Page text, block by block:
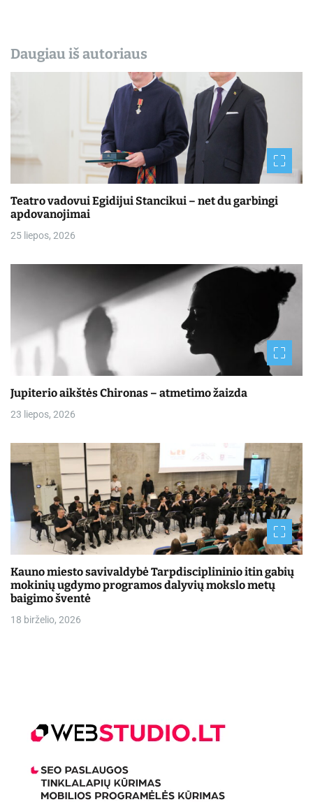
Daugiau iš autoriaus
Teatro vadovui Egidijui Stancikui – net du garbingi
apdovanojimai
25 liepos, 2026
Jupiterio aikštės Chironas – atmetimo žaizda
23 liepos, 2026
Kauno miesto savivaldybė Tarpdisciplininio itin gabių
mokinių ugdymo programos dalyvių mokslo metų
baigimo šventė
18 birželio, 2026